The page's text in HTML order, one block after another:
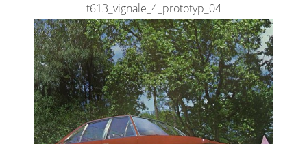
t613_vignale_4_prototyp_04